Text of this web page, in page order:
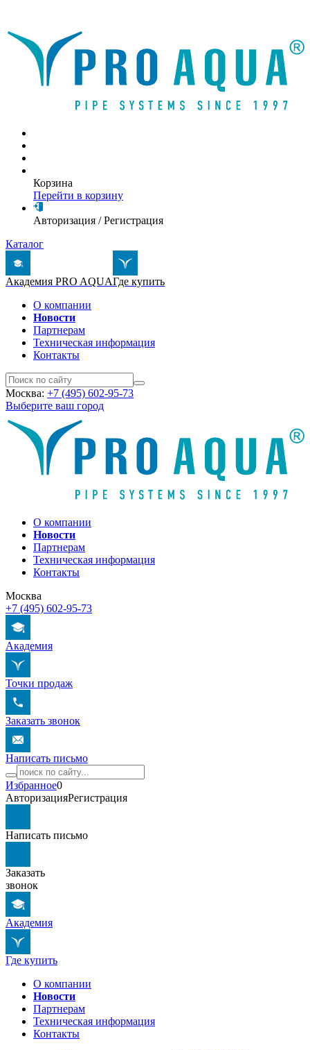
Корзина
Перейти в корзину
Авторизация /Регистрация
Каталог
Академия PRO AQUAГде купить
О компании
Новости
Партнерам
Техническая информация
Контакты
Москва: +7 (495) 602-95-73
Выберите ваш город
О компании
Новости
Партнерам
Техническая информация
Контакты
Москва
+7 (495) 602-95-73
Академия
Точки продаж
Заказать звонок
Написать письмо
Избранное0
АвторизацияРегистрация
Написать письмо
Заказать
звонок
Академия
Где купить
О компании
Новости
Партнерам
Техническая информация
Контакты